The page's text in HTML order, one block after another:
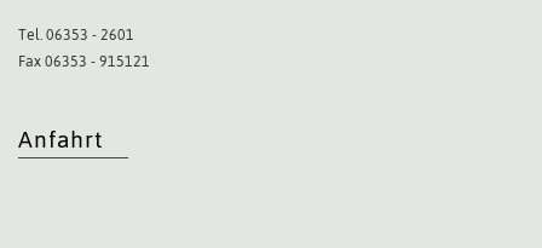
Tel. 06353 - 2601
Fax 06353 - 915121
Anfahrt